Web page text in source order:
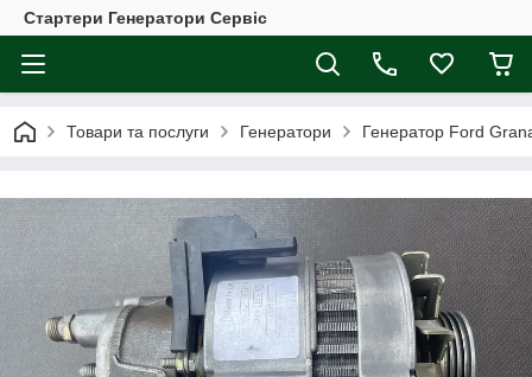
Стартери Генератори Сервіс
Товари та послуги Генератори Генератор Ford